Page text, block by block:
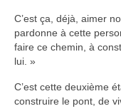
C’est ça, déjà, aimer
pardonne à cette
faire ce chemin, à
lui. »
C’est cette deuxième
construire le pont, de